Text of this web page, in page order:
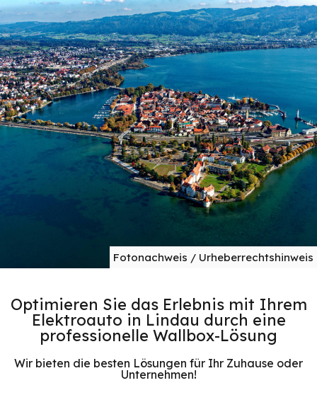
Fotonachweis / Urheberrechtshinweis
Optimieren Sie das Erlebnis mit Ihrem
Elektroauto in Lindau durch eine
professionelle Wallbox-Lösung
Wir bieten die besten Lösungen für Ihr Zuhause oder
Unternehmen!